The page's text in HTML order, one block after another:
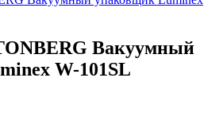
Вакуумный
W-101SL